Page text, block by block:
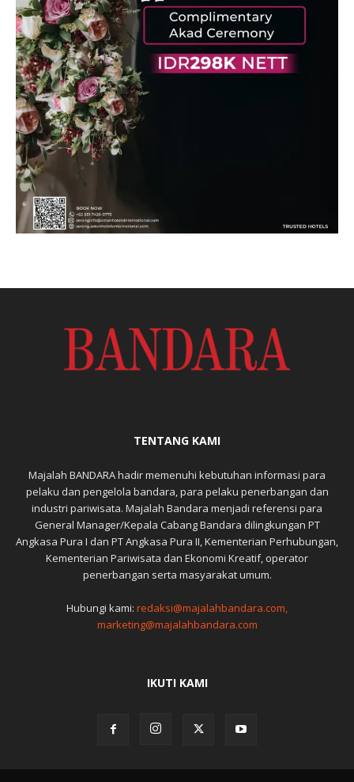
TENTANG KAMI
Majalah BANDARA hadir memenuhi kebutuhan informasi para
pelaku dan pengelola bandara, para pelaku penerbangan dan
industri pariwisata. Majalah Bandara menjadi referensi para
General Manager/Kepala Cabang Bandara dilingkungan PT
Angkasa Pura I dan PT Angkasa Pura II, Kementerian Perhubungan,
Kementerian Pariwisata dan Ekonomi Kreatif, operator
penerbangan serta masyarakat umum.
Hubungi kami: redaksi@majalahbandara.com,
marketing@majalahbandara.com
IKUTI KAMI